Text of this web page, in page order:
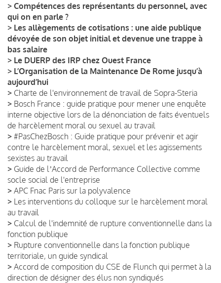
> Compétences des représentants du personnel, avec
qui on en parle ?
> Les allègements de cotisations : une aide publique
dévoyée de son objet initial et devenue une trappe à
bas salaire
> Le DUERP des IRP chez Ouest France
> L’Organisation de la Maintenance De Rome jusqu’à
aujourd’hui
> Charte de l'environnement de travail de Sopra-Steria
> Bosch France : guide pratique pour mener une enquête
interne objective lors de la dénonciation de faits éventuels
de harcèlement moral ou sexuel au travail
> #PasChezBosch : Guide pratique pour prévenir et agir
contre le harcèlement moral, sexuel et les agissements
sexistes au travail
> Guide de lʼAccord de Performance Collective comme
socle social de l'entreprise
> APC Fnac Paris sur la polyvalence
> Les interventions du colloque sur le harcèlement moral
au travail
> Calcul de l'indemnité de rupture conventionnelle dans la
fonction publique
> Rupture conventionnelle dans la fonction publique
territoriale, un guide syndical
> Accord de composition du CSE de Flunch qui permet à la
direction de désigner des élus non syndiqués